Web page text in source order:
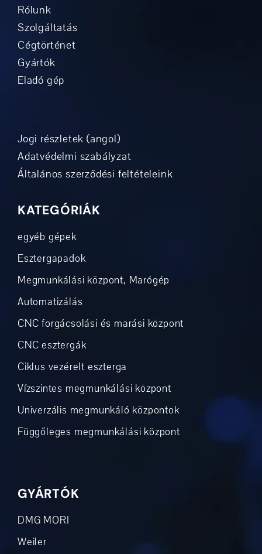
Rólunk
Szolgáltatás
Cégtörténet
Gyártók
Eladó gép
Jogi részletek (angol)
Adatvédelmi szabályzat
Általános szerződési feltételeink
KATEGÓRIÁK
egyéb gépek
Esztergapadok
Megmunkálási központ, Marógép
Automatizálás
CNC forgácsolási és marási központ
CNC esztergák
Ciklus vezérelt eszterga
Vízszintes megmunkálási központ
Univerzális megmunkáló központok
Függőleges megmunkálási központ
GYÁRTÓK
DMG MORI
Weiler